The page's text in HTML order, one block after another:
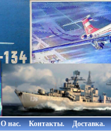
О нас. Контакты. Доставка.